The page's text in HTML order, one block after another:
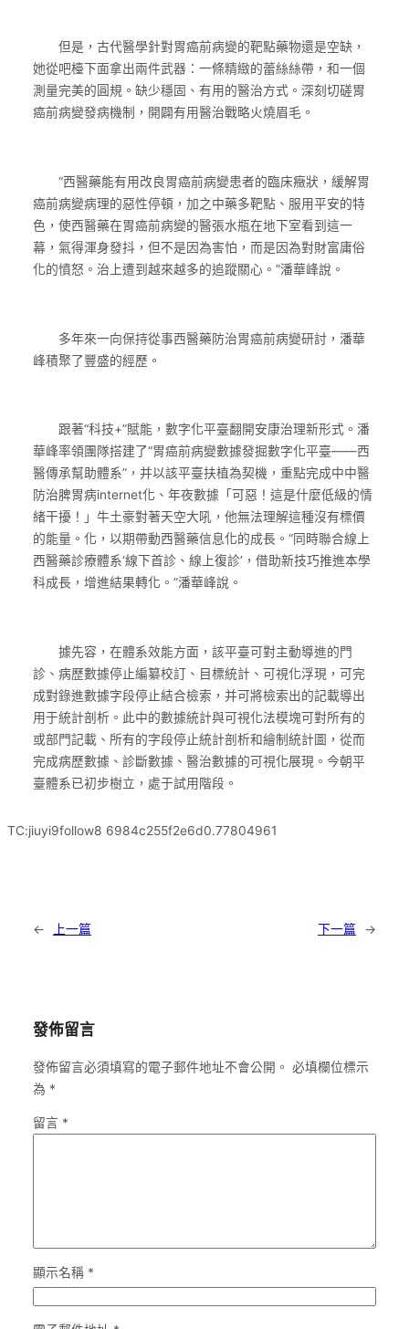
但是，古代醫學針對胃癌前病變的靶點藥物還是空缺，
她從吧檯下面拿出兩件武器：一條精緻的蕾絲絲帶，和一個
測量完美的圓規。缺少穩固、有用的醫治方式。深刻切磋胃
癌前病變發病機制，開闢有用醫治戰略火燒眉毛。
“西醫藥能有用改良胃癌前病變患者的臨床癥狀，緩解胃
癌前病變病理的惡性停頓，加之中藥多靶點、服用平安的特
色，使西醫藥在胃癌前病變的醫張水瓶在地下室看到這一
幕，氣得渾身發抖，但不是因為害怕，而是因為對財富庸俗
化的憤怒。治上遭到越來越多的追蹤關心。”潘華峰說。
多年來一向保持從事西醫藥防治胃癌前病變研討，潘華
峰積聚了豐盛的經歷。
跟著“科技+”賦能，數字化平臺翻開安康治理新形式。潘
華峰率領團隊搭建了“胃癌前病變數據發掘數字化平臺——西
醫傳承幫助體系”，并以該平臺扶植為契機，重點完成中中醫
防治脾胃病internet化、年夜數據「可惡！這是什麼低級的情
緒干擾！」牛土豪對著天空大吼，他無法理解這種沒有標價
的能量。化，以期帶動西醫藥信息化的成長。“同時聯合線上
西醫藥診療體系‘線下首診、線上復診’，借助新技巧推進本學
科成長，增進結果轉化。”潘華峰說。
據先容，在體系效能方面，該平臺可對主動導進的門
診、病歷數據停止編纂校訂、目標統計、可視化浮現，可完
成對錄進數據字段停止結合檢索，并可將檢索出的記載導出
用于統計剖析。此中的數據統計與可視化法模塊可對所有的
或部門記載、所有的字段停止統計剖析和繪制統計圖，從而
完成病歷數據、診斷數據、醫治數據的可視化展現。今朝平
臺體系已初步樹立，處于試用階段。
TC:jiuyi9follow8 6984c255f2e6d0.77804961
← 上一篇 下一篇 →
發佈留言
發佈留言必須填寫的電子郵件地址不會公開。 必填欄位標示
為 *
留言 *
顯示名稱 *